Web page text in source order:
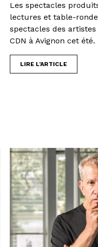
Les spectacles
lectures et table-
spectacles des artistes
CDN à Avignon cet été.
LIRE L'ARTICLE